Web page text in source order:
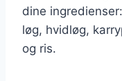
dine
løg, hvidløg,
og ris.